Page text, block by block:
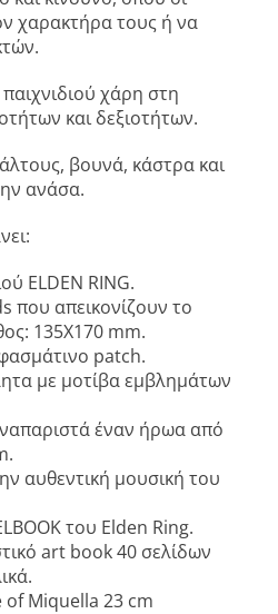
χαρακτήρα τους ή να
χάρη στη
και δεξιοτήτων.
βουνά, κάστρα και
ανάσα.
ELDEN RING.
που απεικονίζουν το
135X170 mm.
patch.
με μοτίβα εμβλημάτων
έναν ήρωα από
αυθεντική μουσική του
του Elden Ring.
art book 40 σελίδων
of Miquella 23 cm